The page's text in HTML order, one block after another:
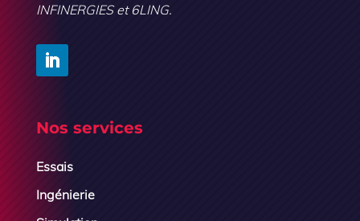
INFINERGIES et 6LING.
Nos services
Essais
Ingénierie